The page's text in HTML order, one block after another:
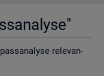
re­le­van­